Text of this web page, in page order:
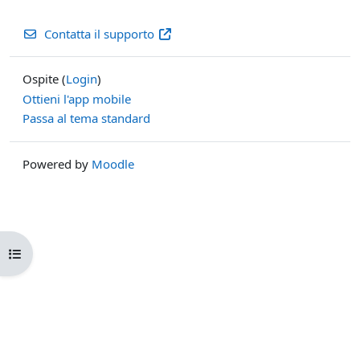
Apri indice del corso
Contatta il supporto
Ospite (Login)
Ottieni l'app mobile
Passa al tema standard
Powered by Moodle